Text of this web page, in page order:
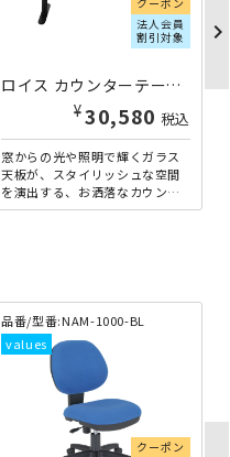
法人会員
割引対象
ロイス カウンターテーブル W1200×D450×H900 ブラック AK-GCT251-BK | 821759
¥30,580 税込
窓からの光や照明で輝くガラス
天板が、スタイリッシュな空間
を演出する、お洒落なカウンタ
ーテーブルです。奥行き450mm
chevron_right
品番/型番:NAM-1000-BL
クーポン